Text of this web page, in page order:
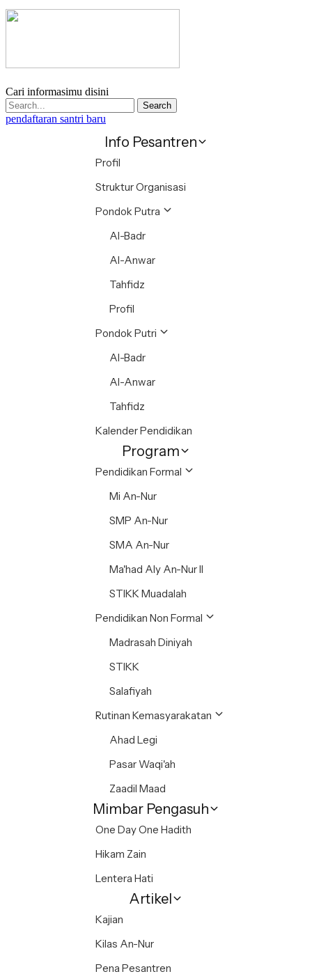
Cari informasimu disini
Search
pendaftaran santri baru
Info Pesantren
Profil
Struktur Organisasi
Pondok Putra
Al-Badr
Al-Anwar
Tahfidz
Profil
Pondok Putri
Al-Badr
Al-Anwar
Tahfidz
Kalender Pendidikan
Program
Pendidikan Formal
Mi An-Nur
SMP An-Nur
SMA An-Nur
Ma'had Aly An-Nur II
STIKK Muadalah
Pendidikan Non Formal
Madrasah Diniyah
STIKK
Salafiyah
Rutinan Kemasyarakatan
Ahad Legi
Pasar Waqi'ah
Zaadil Maad
Mimbar Pengasuh
One Day One Hadith
Hikam Zain
Lentera Hati
Artikel
Kajian
Kilas An-Nur
Pena Pesantren